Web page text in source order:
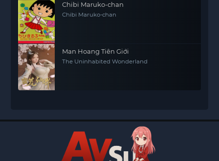
Chibi Maruko-chan
Chibi Maruko-chan
Man Hoang Tiên Giới
The Uninhabited Wonderland